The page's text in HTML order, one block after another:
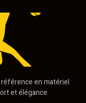
en matériel
et élégance.